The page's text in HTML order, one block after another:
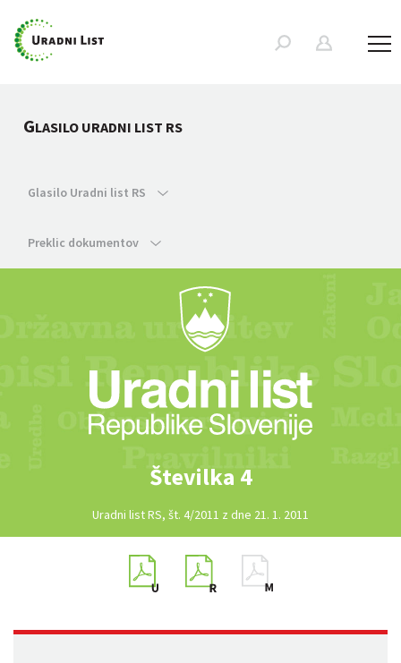
GLASILO URADNI LIST RS
Glasilo Uradni list RS
Preklic dokumentov
Številka 4
Uradni list RS, št. 4/2011 z dne 21. 1. 2011